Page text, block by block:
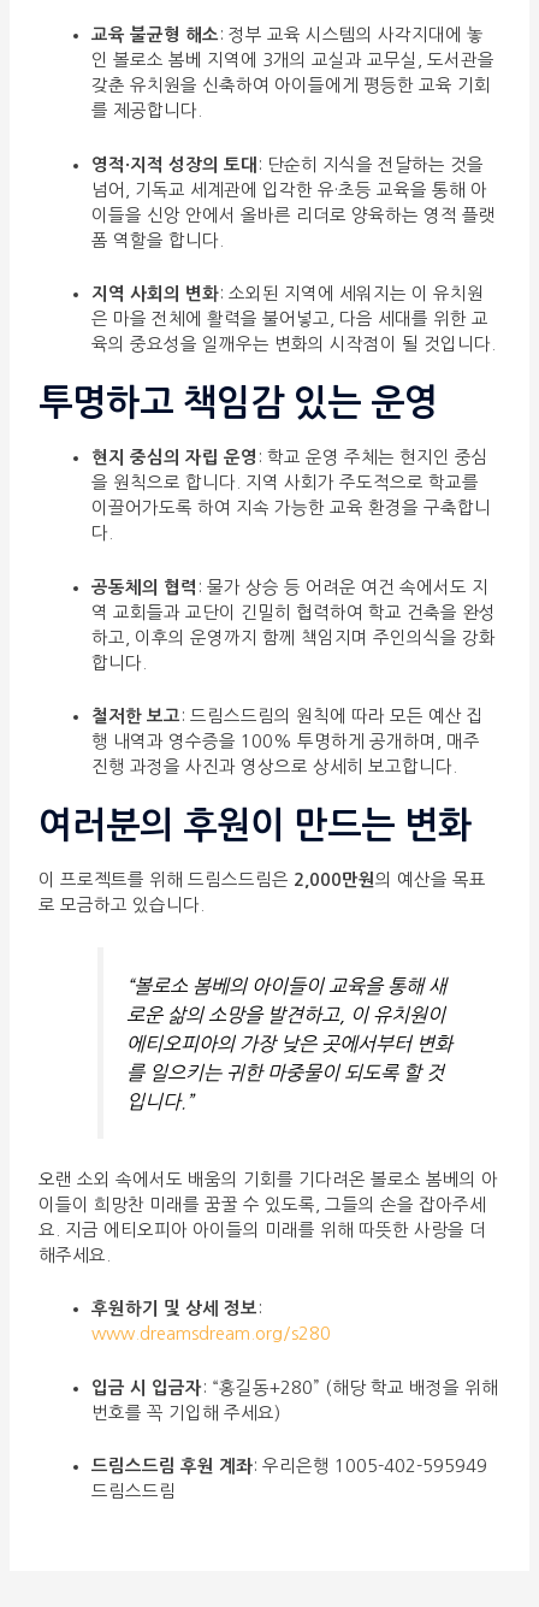
교육 불균형 해소 : 정부 교육 시스템의 사각지대에 놓
인 볼로소 봄베 지역에 3개의 교실과 교무실, 도서관을
갖춘 유치원을 신축하여 아이들에게 평등한 교육 기회
를 제공합니다.
영적·지적 성장의 토대 : 단순히 지식을 전달하는 것을
넘어, 기독교 세계관에 입각한 유·초등 교육을 통해 아
이들을 신앙 안에서 올바른 리더로 양육하는 영적 플랫
폼 역할을 합니다.
지역 사회의 변화: 소외된 지역에 세워지는 이 유치원
은 마을 전체에 활력을 불어넣고, 다음 세대를 위한 교
육의 중요성을 일깨우는 변화의 시작점이 될 것입니다.
투명하고 책임감 있는 운영
현지 중심의 자립 운영 : 학교 운영 주체는 현지인 중심
을 원칙으로 합니다. 지역 사회가 주도적으로 학교를
이끌어가도록 하여 지속 가능한 교육 환경을 구축합니
다.
공동체의 협력 : 물가 상승 등 어려운 여건 속에서도 지
역 교회들과 교단이 긴밀히 협력하여 학교 건축을 완성
하고, 이후의 운영까지 함께 책임지며 주인의식을 강화
합니다.
철저한 보고 : 드림스드림의 원칙에 따라 모든 예산 집
행 내역과 영수증을 100% 투명하게 공개하며, 매주
진행 과정을 사진과 영상으로 상세히 보고합니다.
여러분의 후원이 만드는 변화
이 프로젝트를 위해 드림스드림은 2,000만원의 예산을 목표
로 모금하고 있습니다.
“볼로소 봄베의 아이들이 교육을 통해 새
로운 삶의 소망을 발견하고, 이 유치원이
에티오피아의 가장 낮은 곳에서부터 변화
를 일으키는 귀한 마중물이 되도록 할 것
입니다.”
오랜 소외 속에서도 배움의 기회를 기다려온 볼로소 봄베의 아
이들이 희망찬 미래를 꿈꿀 수 있도록, 그들의 손을 잡아주세
요. 지금 에티오피아 아이들의 미래를 위해 따뜻한 사랑을 더
해주세요.
후원하기 및 상세 정보 :
www.dreamsdream.org/s280
입금 시 입금자 : “홍길동+280” (해당 학교 배정을 위해
번호를 꼭 기입해 주세요)
드림스드림 후원 계좌: 우리은행 1005-402-595949
드림스드림